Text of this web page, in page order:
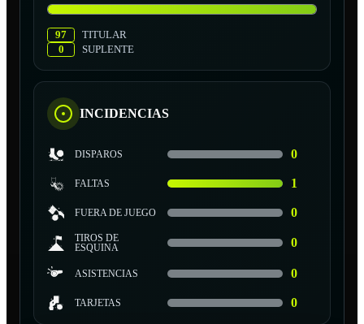
97
TITULAR
0
SUPLENTE
INCIDENCIAS
DISPAROS 0
FALTAS 1
FUERA DE JUEGO 0
TIROS DE
ESQUINA
0
ASISTENCIAS 0
TARJETAS 0